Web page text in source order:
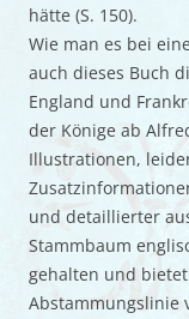
hätte (S. 150).
Wie man es bei
auch dieses Buch
England und
der Könige ab
Illustrationen,
und detaillierter
Stammbaum
gehalten und
Abstammungslinie